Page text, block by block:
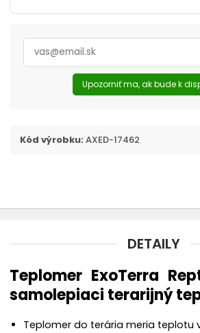
Upozorniť ma, ak bude k
Kód výrobku: AXED-17462
DETAILY
Teplomer ExoTerra
samolepiaci terarijný
Teplomer do terária meria teplotu